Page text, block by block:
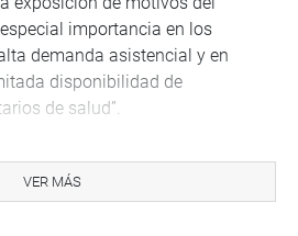
importancia en los
demanda asistencial y en
disponibilidad de
de salud”.
Ley 28561. El artículo 4-A, con
en las funciones de los
VER MÁS